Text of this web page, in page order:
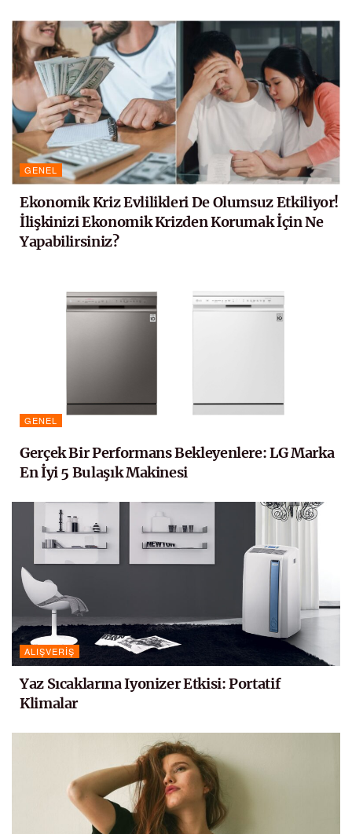
GENEL
Ekonomik Kriz Evlilikleri De Olumsuz Etkiliyor!
İlişkinizi Ekonomik Krizden Korumak İçin Ne
Yapabilirsiniz?
GENEL
Gerçek Bir Performans Bekleyenlere: LG Marka
En İyi 5 Bulaşık Makinesi
ALIŞVERIŞ
Yaz Sıcaklarına Iyonizer Etkisi: Portatif
Klimalar